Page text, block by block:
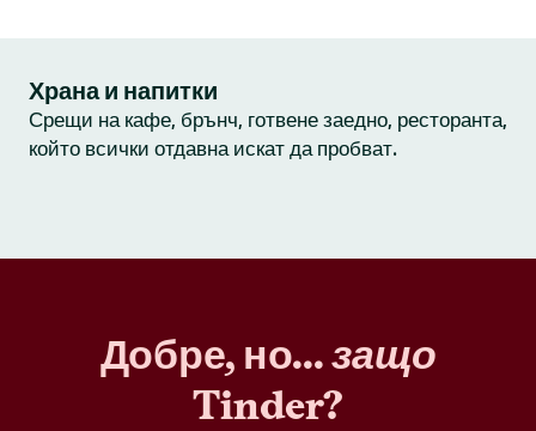
Храна и напитки
Срещи на кафе, брънч, готвене заедно, ресторанта,
който всички отдавна искат да пробват.
Добре, но...защо
Tinder?